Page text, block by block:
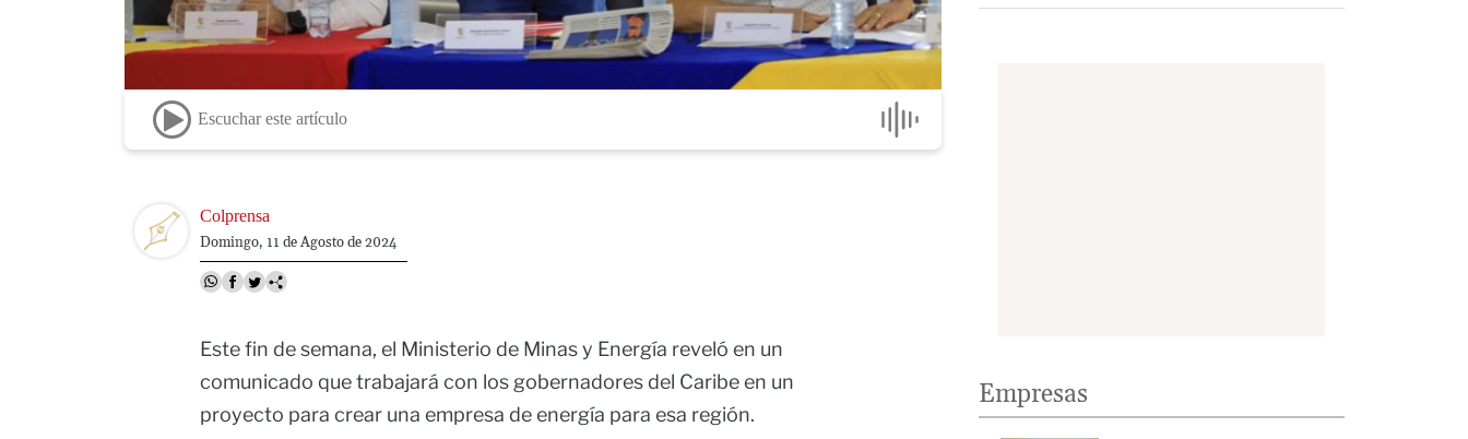
Escuchar este artículo
Image Colprensa
Domingo, 11 de Agosto de 2024
Este fin de semana, el Ministerio de Minas y Energía reveló en un
comunicado que trabajará con los gobernadores del Caribe en un
proyecto para crear una empresa de energía para esa región.
Empresas